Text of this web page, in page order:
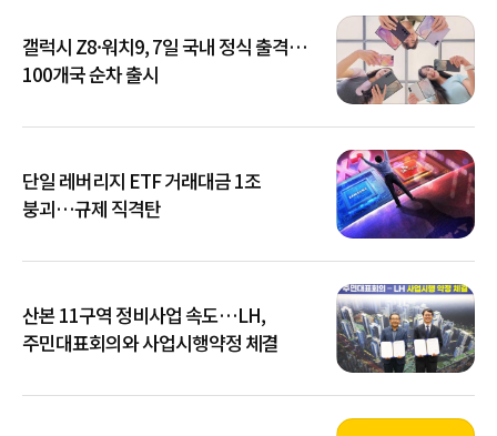
갤럭시 Z8·워치9, 7일 국내 정식 출격…
100개국 순차 출시
단일 레버리지 ETF 거래대금 1조
붕괴…규제 직격탄
산본 11구역 정비사업 속도…LH,
주민대표회의와 사업시행약정 체결